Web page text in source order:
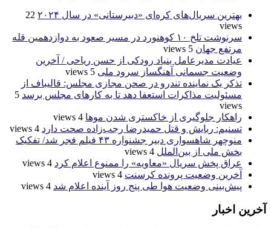
بهترین سریال‌های کره‌ای «دبیرستانی» در سال ۲۰۲۴
22
views
سرنوشت تلخ ۱۰ کوهنورد در مسیر صعود به دوازدهمین قله
مرتفع جهان 5 views
عیادت مدیرعامل بنیاد رودکی از حسن ریاحی / آخرین
وضعیت جسمانی آهنگساز سرود ملی 5 views
تذکر یک نماینده تندرو در صحن مجازی مجلس: قالیباف از
مسئولیت مذاکرات استعفا دهد تا به کارهای مجلس برسد 5
views
راهکار جلوگیری از خاکستری شدن موها 4 views
تسنیم: ربایش و قتل حمیدرضا رجب‌زاده صحت دارد 4 views
منوچهر شاهسواری دبیر جشنواره ۴۳ فیلم فجر شد/ تفکیک
بخش ملی از بین‌الملل 4 views
عراق پخش سریال «معاویه» را ممنوع اعلام کرد 4 views
آخرین وضعیت پرونده کرسنت 4 views
پیش‌بینی وضعیت هوا طی پنج روز آینده اعلام شد 4 views
آخرین اخبار